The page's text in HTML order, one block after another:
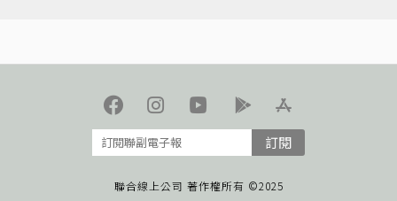
訂閱
聯合線上公司 著作權所有 ©2025